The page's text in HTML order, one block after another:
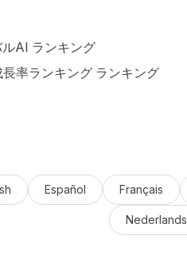
AI ランキング
率ランキング ランキング
Español Français
Nederlands